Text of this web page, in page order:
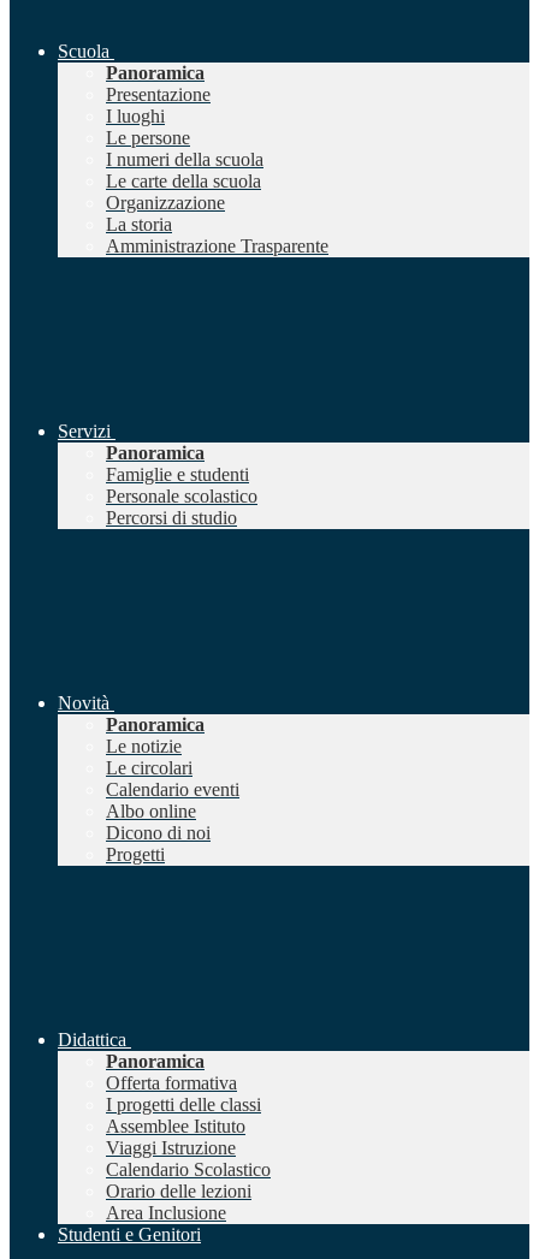
Scuola
Panoramica
Presentazione
I luoghi
Le persone
I numeri della scuola
Le carte della scuola
Organizzazione
La storia
Amministrazione Trasparente
Servizi
Panoramica
Famiglie e studenti
Personale scolastico
Percorsi di studio
Novità
Panoramica
Le notizie
Le circolari
Calendario eventi
Albo online
Dicono di noi
Progetti
Didattica
Panoramica
Offerta formativa
I progetti delle classi
Assemblee Istituto
Viaggi Istruzione
Calendario Scolastico
Orario delle lezioni
Area Inclusione
Studenti e Genitori